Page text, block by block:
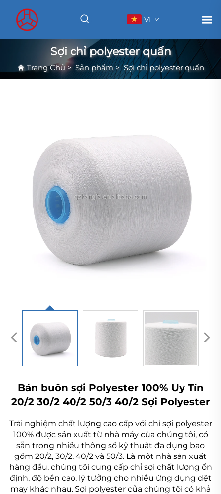
VI
Sợi chỉ polyester quấn
Trang Chủ>Sản phẩm>Sợi chỉ polyester quấn
Bán buôn sợi Polyester 100% Uy Tín
20/2 30/2 40/2 50/3 40/2 Sợi Polyester
Trải nghiệm chất lượng cao cấp với chỉ sợi polyester
100% được sản xuất từ nhà máy của chúng tôi, có
sẵn trong nhiều thông số kỹ thuật đa dụng bao
gồm 20/2, 30/2, 40/2 và 50/3. Là một nhà sản xuất
hàng đầu, chúng tôi cung cấp chỉ sợi chất lượng ổn
định, độ bền cao, lý tưởng cho nhiều ứng dụng dệt
may khác nhau. Sợi polyester của chúng tôi có khả